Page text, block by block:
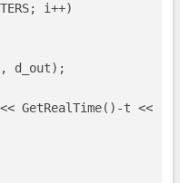
i++)
d_out);
GetRealTime()-t << "